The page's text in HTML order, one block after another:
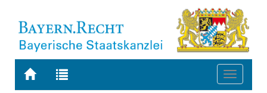
Zur
Zur
Toggle